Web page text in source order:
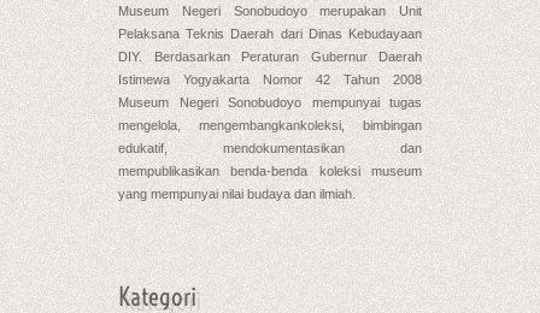
Museum Negeri Sonobudoyo merupakan Unit
Pelaksana Teknis Daerah dari Dinas Kebudayaan
DIY. Berdasarkan Peraturan Gubernur Daerah
Istimewa Yogyakarta Nomor 42 Tahun 2008
Museum Negeri Sonobudoyo mempunyai tugas
mengelola, mengembangkankoleksi, bimbingan
edukatif, mendokumentasikan dan
mempublikasikan benda-benda koleksi museum
yang mempunyai nilai budaya dan ilmiah.
Kategori